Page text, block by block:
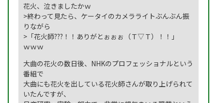
花火、泣きましたかｗ
>終わって見たら、ケータイのカメラライトぶんぶん振
りながら
>「花火師???！！ありがとぉぉぉ（Ｔ▽Ｔ）！！」
ｗｗｗ
大曲の花火の数日後、NHKのプロフェッショナルという
番組で
大曲にも花火を出している花火師さんが取り上げられて
いたんですが、